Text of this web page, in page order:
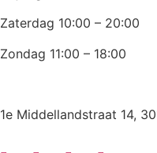
Zaterdag 10:00 – 20:00
Zondag 11:00 – 18:00
1e Middellandstraat 14,